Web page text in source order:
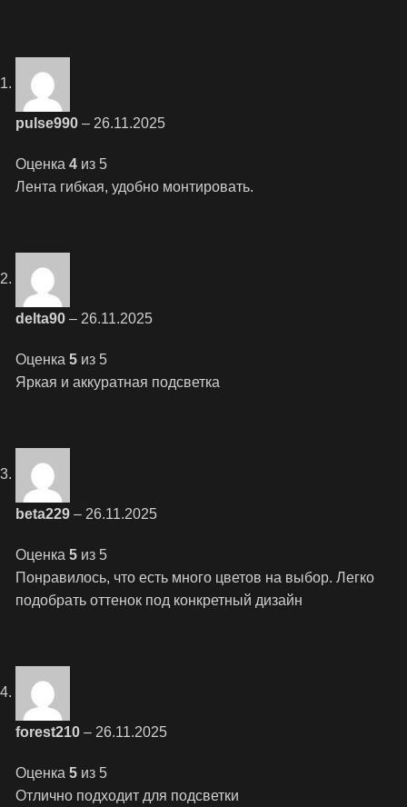
pulse990 – 26.11.2025
Оценка 4 из 5
Лента гибкая, удобно монтировать.
delta90 – 26.11.2025
Оценка 5 из 5
Яркая и аккуратная подсветка
beta229 – 26.11.2025
Оценка 5 из 5
Понравилось, что есть много цветов на выбор. Легко
подобрать оттенок под конкретный дизайн
forest210 – 26.11.2025
Оценка 5 из 5
Отлично подходит для подсветки